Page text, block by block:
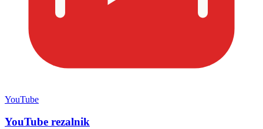
YouTube
YouTube rezalnik